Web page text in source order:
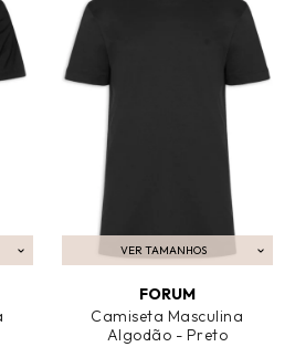
VER TAMANHOS
ADICIONAR AO CARRINHO
FORUM
Camiseta Masculina
Algodão - Preto